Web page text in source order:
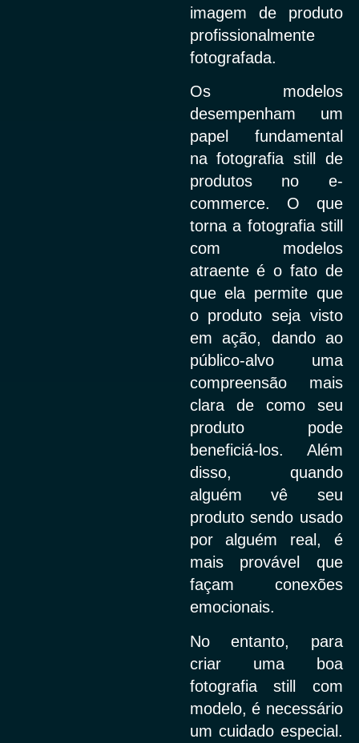
imagem de produto
profissionalmente
fotografada.
Os modelos
desempenham um
papel fundamental
na fotografia still de
produtos no e-
commerce. O que
torna a fotografia still
com modelos
atraente é o fato de
que ela permite que
o produto seja visto
em ação, dando ao
público-alvo uma
compreensão mais
clara de como seu
produto pode
beneficiá-los. Além
disso, quando
alguém vê seu
produto sendo usado
por alguém real, é
mais provável que
façam conexões
emocionais.
No entanto, para
criar uma boa
fotografia still com
modelo, é necessário
um cuidado especial.